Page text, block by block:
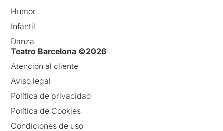
Humor
Infantil
Danza
Teatro Barcelona ©2026
Atención al cliente
Aviso legal
Política de privacidad
Política de Cookies
Condiciones de uso